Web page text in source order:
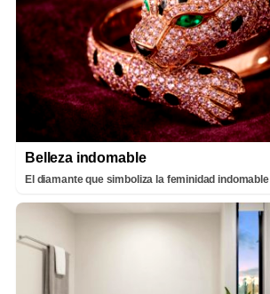
Belleza indomable
El diamante que simboliza la feminidad indomable